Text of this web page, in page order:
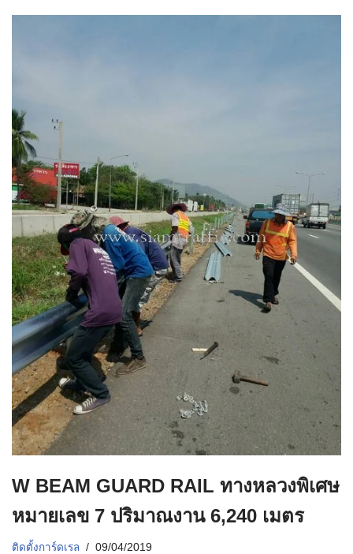
W BEAM GUARD RAIL ทางหลวงพิเศษ
หมายเลข 7 ปริมาณงาน 6,240 เมตร
ติดตั้งการ์ดเรล 09/04/2019